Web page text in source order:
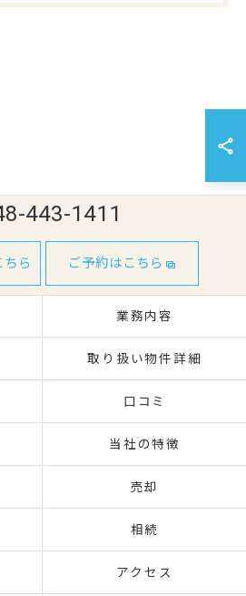
443-1411
ら ご予約はこちら
業務内容
取り扱い物件詳細
口コミ
当社の特徴
売却
相続
アクセス